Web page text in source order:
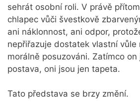
sehrát osobní roli. V právě
chlapec vůči švestkově
ani náklonnost, ani odpor,
nepřiřazuje dostatek vlastní vůle
morálně posuzováni. Zatímco on
postava, oni jsou jen tapeta.
Tato představa se brzy změní.